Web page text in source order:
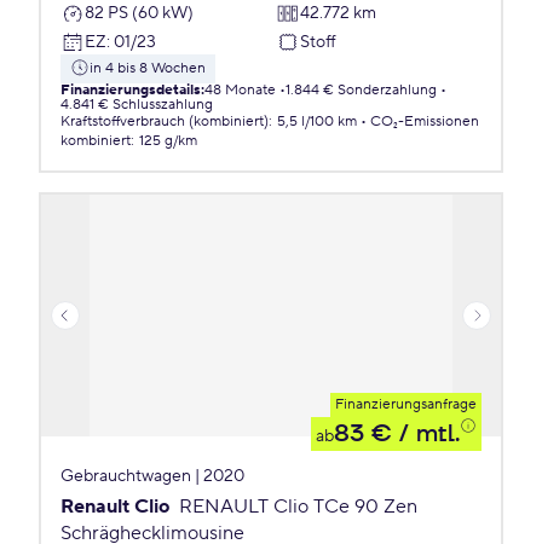
82 PS (60 kW)
42.772 km
EZ: 01/23 Stoff
in 4 bis 8 Wochen
Finanzierungsdetails:48 Monate 1.844 € Sonderzahlung
4.841 € Schlusszahlung
Kraftstoffverbrauch (kombiniert): 5,5 l/100 km
CO₂-Emissionen
kombiniert: 125 g/km
Finanzierungsanfrage
ab83 € / mtl.
Gebrauchtwagen | 2020
Renault Clio RENAULT Clio TCe 90 Zen
Schräghecklimousine